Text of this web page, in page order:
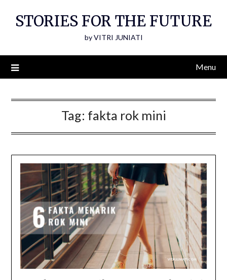
STORIES FOR THE FUTURE
by VITRI JUNIATI
Menu
Tag: fakta rok mini